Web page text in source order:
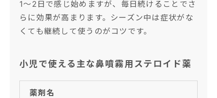
1〜2日で感じ始めますが、毎日続けることでさ
らに効果が高まります。シーズン中は症状がな
くても継続して使うのがコツです。
小児で使える主な鼻噴霧用ステロイド薬
薬剤名